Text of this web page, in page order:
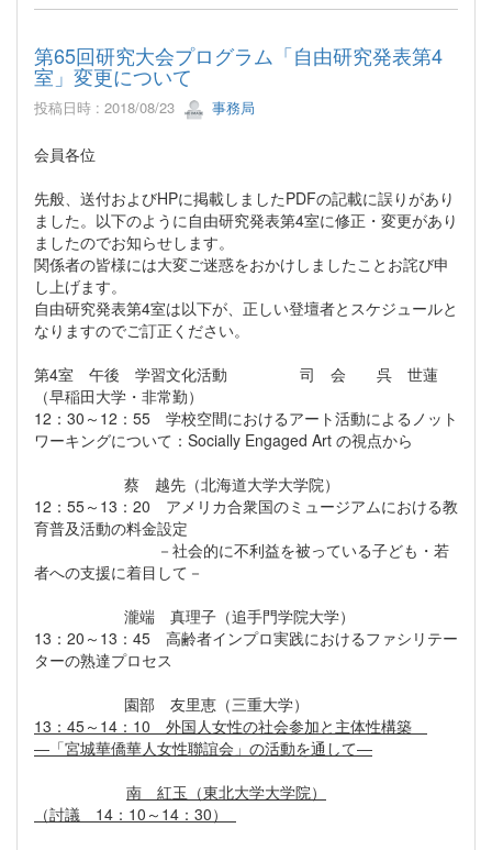
第65回研究大会プログラム「自由研究発表第4
室」変更について
投稿日時 : 2018/08/23 事務局
会員各位
先般、 送付およびHPに掲載しましたPDFの記載に誤りがあり
ました。 以下のように自由研究発表第4室に修正・変更があり
ましたのでお知らせします。
関係者の皆様には大変ご迷惑をおかけしましたことお詫び申
し上げます。
自由研究発表第4室は以下が、 正しい登壇者とスケジュールと
なりますのでご訂正ください。
第4室 午後 学習文化活動 司 会 呉 世蓮
（早稲田大学・非常勤）
12：30～12：55 学校空間におけるアート活動によるノット
ワーキングについて：Socially Engaged Art の視点から
蔡 越先（北海道大学大学院）
12：55～13：20 アメリカ合衆国のミュージアムにおける教
育普及活動の料金設定
－社会的に不利益を被っている子ども・若
者への支援に着目して－
瀧端 真理子（追手門学院大学）
13：20～13：45 高齢者インプロ実践におけるファシリテー
ターの熟達プロセス
園部 友里恵（三重大学）
13：45～14：10 外国人女性の社会参加と主体性構築
―「宮城華僑華人女性聯誼会」の活動を通して―
南 紅玉（東北大学大学院）
（討議 14：10～14：30）